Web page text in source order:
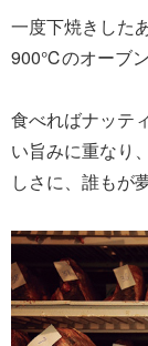
一度下焼きした
900℃のオーブン
食べればナッテ
い旨みに重なり
しさに、誰もが